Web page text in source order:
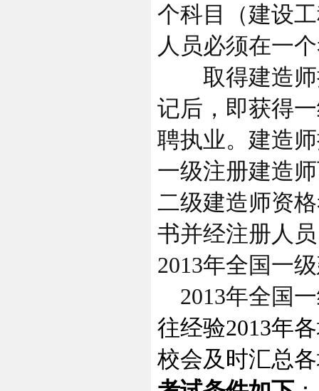
个科目（建设
人员必须在一
取得建造师
记后，即获得
聘执业。建造
一级注册建造
二级建造师资
书并经注册人
2013年全国一
2013年全国
往经验2013年
校会及时汇总